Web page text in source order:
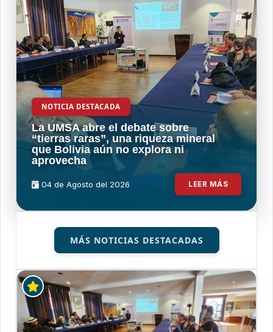
NOTICIA DESTACADA
La UMSA abre el debate sobre
“tierras raras”, una riqueza mineral
que Bolivia aún no explora ni
aprovecha
04 de Agosto del 2026 LEER MÁS
MÁS NOTICIAS DESTACADAS